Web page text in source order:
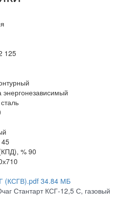
125
энергонезависимый
сталь
45
% 90
(КСГВ).pdf 34.84 МБ
Стантарт КСГ-12,5 С, газовый